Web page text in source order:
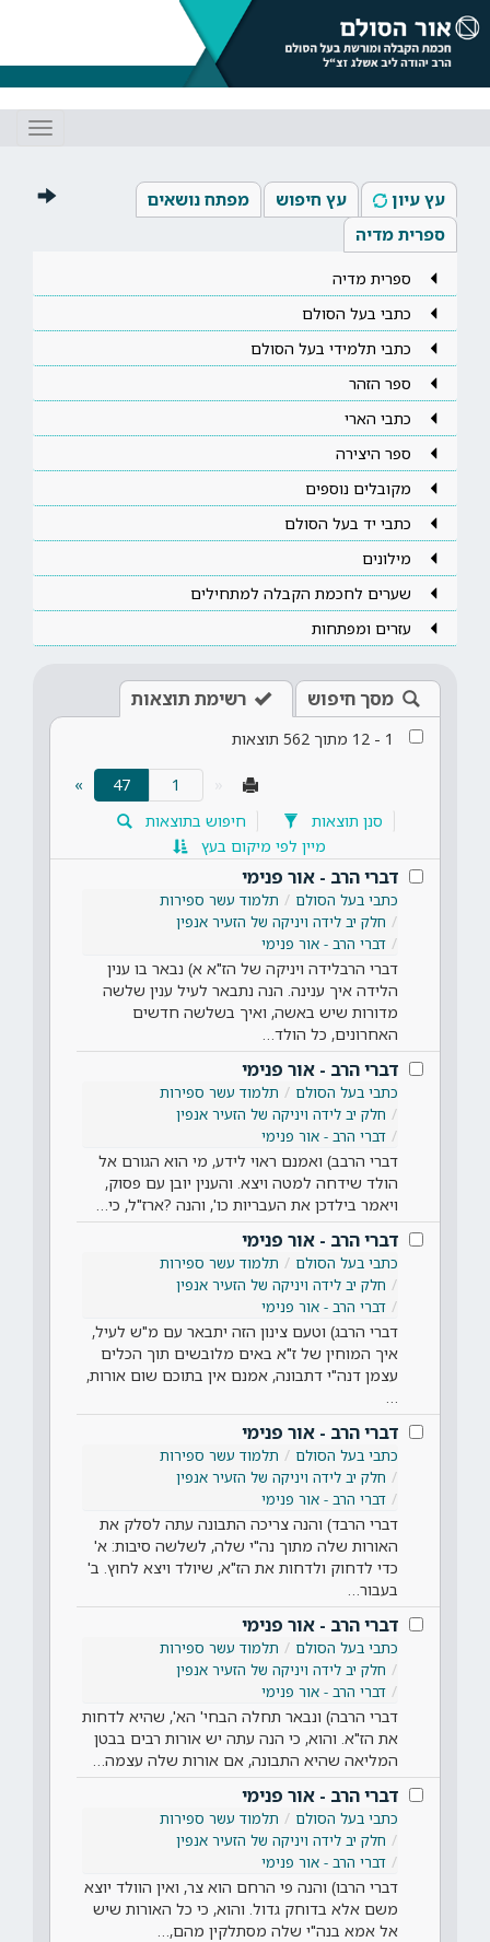
עץ עיון עץ חיפוש
מפתח נושאים
ספרית מדיה
ספרית מדיה
כתבי בעל הסולם
כתבי תלמידי בעל הסולם
ספר הזהר
כתבי הארי
ספר היצירה
מקובלים נוספים
כתבי יד בעל הסולם
מילונים
שערים לחכמת הקבלה למתחילים
עזרים ומפתחות
מסך חיפוש רשימת תוצאות
1
-
12 מתוך 562 תוצאות
47
»
סנן תוצאות
חיפוש בתוצאות
מיין לפי מיקום בעץ
דברי הרב - אור פנימי
כתבי בעל הסולם
תלמוד עשר ספירות
חלק יב לידה ויניקה של הזעיר אנפין
דברי הרב - אור פנימי
דברי הרבלידה ויניקה של הז"א א) נבאר בו ענין
הלידה איך ענינה. הנה נתבאר לעיל ענין שלשה
מדורות שיש באשה, ואיך בשלשה חדשים
האחרונים, כל הולד…
דברי הרב - אור פנימי
כתבי בעל הסולם
תלמוד עשר ספירות
חלק יב לידה ויניקה של הזעיר אנפין
דברי הרב - אור פנימי
דברי הרבב) ואמנם ראוי לידע, מי הוא הגורם אל
הולד שידחה למטה ויצא. והענין יובן עם פסוק,
ויאמר בילדכן את העבריות כו', והנה ?ארז"ל, כי…
דברי הרב - אור פנימי
כתבי בעל הסולם
תלמוד עשר ספירות
חלק יב לידה ויניקה של הזעיר אנפין
דברי הרב - אור פנימי
דברי הרבג) וטעם צינון הזה יתבאר עם מ"ש לעיל,
איך המוחין של ז"א באים מלובשים תוך הכלים
עצמן דנה"י דתבונה, אמנם אין בתוכם שום אורות,
דברי הרב - אור פנימי
כתבי בעל הסולם
תלמוד עשר ספירות
חלק יב לידה ויניקה של הזעיר אנפין
דברי הרב - אור פנימי
דברי הרבד) והנה צריכה התבונה עתה לסלק את
האורות שלה מתוך נה"י שלה, לשלשה סיבות: א'
כדי לדחוק ולדחות את הז"א, שיולד ויצא לחוץ. ב'
בעבור…
דברי הרב - אור פנימי
כתבי בעל הסולם
תלמוד עשר ספירות
חלק יב לידה ויניקה של הזעיר אנפין
דברי הרב - אור פנימי
דברי הרבה) ונבאר תחלה הבחי' הא', שהיא לדחות
את הז"א. והוא, כי הנה עתה יש אורות רבים בבטן
המליאה שהיא התבונה, אם אורות שלה עצמה…
דברי הרב - אור פנימי
כתבי בעל הסולם
תלמוד עשר ספירות
חלק יב לידה ויניקה של הזעיר אנפין
דברי הרב - אור פנימי
דברי הרבו) והנה פי הרחם הוא צר, ואין הוולד יוצא
משם אלא בדוחק גדול. והוא, כי כל האורות שיש
אל אמא בנה"י שלה מסתלקין מהם,…